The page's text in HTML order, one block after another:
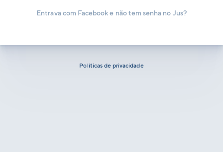
Entrava com Facebook e não tem senha no Jus?
Políticas de privacidade